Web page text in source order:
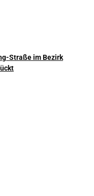
Straße im Bezirk